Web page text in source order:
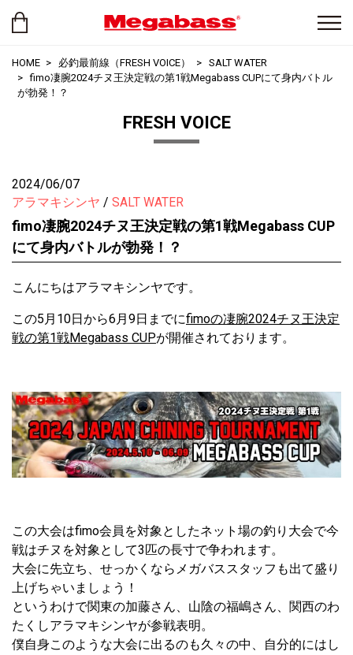
HOME 必釣最前線（FRESH VOICE）
SALT WATER
fimo凄腕2024チヌ王決定戦の第1戦Megabass CUPにて身内バトル
が勃発！？
FRESH VOICE
2024/06/07
アラマキシンヤ
SALT WATER
fimo凄腕2024チヌ王決定戦の第1戦Megabass CUP
にて身内バトルが勃発！？
こんにちはアラマキシンヤです。
この5月10日から6月9日までにfimoの凄腕2024チヌ王決定
戦の第1戦Megabass CUPが開催されております。
この大会はfimo会員を対象としたネット場の釣り大会で今
戦はチヌを対象として3匹の長寸で争われます。
大会に先立ち、せっかくならメガバススタッフも出て盛り
上げちゃいましょう！
というわけで関東の加藤さん、山陰の福嶋さん、関西のわ
たくしアラマキシンヤが参戦表明。
僕自身このような大会に出るのも久々の中、自分的にはし